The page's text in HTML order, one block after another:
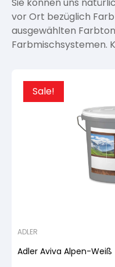
vor Ort bezüglich
ausgewählten
Farbmischsystemen.
Sale!
ADLER
Adler Aviva Alpen-Weiß